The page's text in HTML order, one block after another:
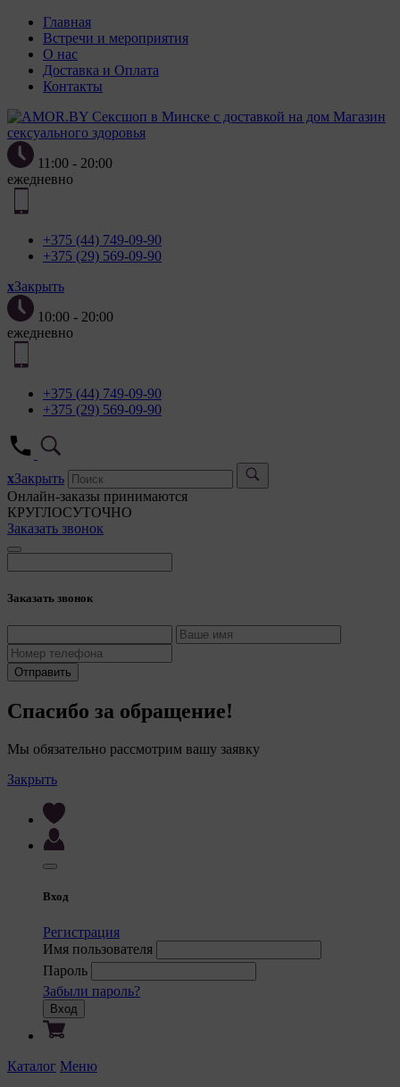
Главная
Встречи и мероприятия
О нас
Доставка и Оплата
Контакты
Магазин
сексуального здоровья
11:00 - 20:00
ежедневно
+375 (44) 749-09-90
+375 (29) 569-09-90
xЗакрыть
10:00 - 20:00
ежедневно
+375 (44) 749-09-90
+375 (29) 569-09-90
xЗакрыть
Онлайн-заказы принимаются
КРУГЛОСУТОЧНО
Заказать звонок
Заказать звонок
Отправить
Спасибо за обращение!
Мы обязательно рассмотрим вашу заявку
Закрыть
Вход
Регистрация
Имя пользователя
Пароль
Забыли пароль?
Вход
Каталог Меню